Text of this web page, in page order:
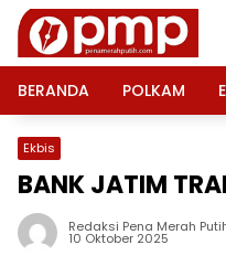
Langsung
konten
BERANDA
POLKAM
Ekbis
BANK JATIM
Redaksi Pena Merah
10 Oktober 2025